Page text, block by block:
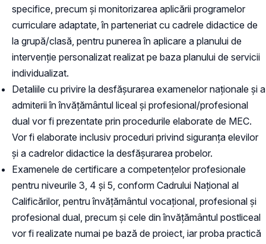
specifice, precum şi monitorizarea aplicării programelor
curriculare adaptate, în parteneriat cu cadrele didactice de
la grupă/clasă, pentru punerea în aplicare a planului de
intervenţie personalizat realizat pe baza planului de servicii
individualizat.
Detaliile cu privire la desfășurarea examenelor naționale și a
admiterii în învățământul liceal și profesional/profesional
dual vor fi prezentate prin procedurile elaborate de MEC.
Vor fi elaborate inclusiv proceduri privind siguranța elevilor
și a cadrelor didactice la desfășurarea probelor.
Examenele de certificare a competenţelor profesionale
pentru niveurile 3, 4 şi 5, conform Cadrului Naţional al
Calificărilor, pentru învățământul vocațional, profesional și
profesional dual, precum și cele din învățământul postliceal
vor fi realizate numai pe bază de proiect, iar proba practică